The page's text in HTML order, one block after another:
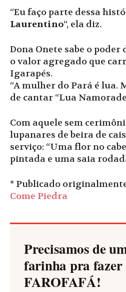
“Eu faço parte dessa
Laurentino“, ela diz.
Dona Onete sabe o
o valor agregado que
Igarapés.
“A mulher do Pará é lua.
de cantar “Lua
Com aquele sem
lupanares de beira de
serviço: “Uma flor no
pintada e uma saia
* Publicado
Come Piedra
Precisamos de
farinha pra fazer
FAROFAFÁ!